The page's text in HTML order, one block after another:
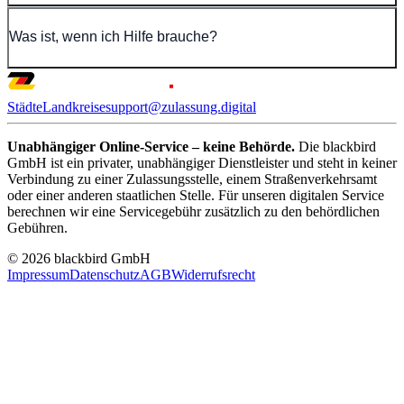
Was ist, wenn ich Hilfe brauche?
StädteLandkreisesupport@zulassung.digital
Unabhängiger Online-Service – keine Behörde. Die blackbird
GmbH ist ein privater, unabhängiger Dienstleister und steht in keiner
Verbindung zu einer Zulassungsstelle, einem Straßenverkehrsamt
oder einer anderen staatlichen Stelle. Für unseren digitalen Service
berechnen wir eine Servicegebühr zusätzlich zu den behördlichen
Gebühren.
© 2026 blackbird GmbH
ImpressumDatenschutzAGBWiderrufsrecht